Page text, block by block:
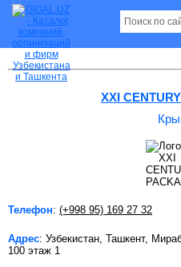
Крышки в Ташкенте
XXI
Телефон: (+998 95) 169 27 32
Адрес: Узбекистан, Ташкент,
100 этаж 1